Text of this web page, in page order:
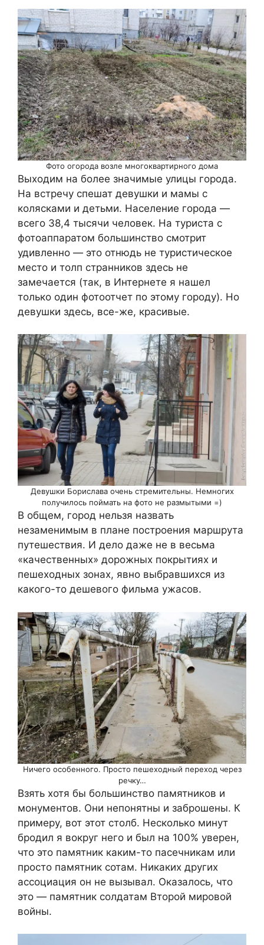
Фото огорода возле многоквартирного дома
Выходим на более значимые улицы города.
На встречу спешат девушки и мамы с
колясками и детьми. Население города —
всего 38,4 тысячи человек. На туриста с
фотоаппаратом большинство смотрит
удивленно — это отнюдь не туристическое
место и толп странников здесь не
замечается (так, в Интернете я нашел
только один фотоотчет по этому городу). Но
девушки здесь, все-же, красивые.
Девушки Борислава очень стремительны. Немногих
получилось поймать на фото не размытыми =)
В общем, город нельзя назвать
незаменимым в плане построения маршрута
путешествия. И дело даже не в весьма
«качественных» дорожных покрытиях и
пешеходных зонах, явно выбравшихся из
какого-то дешевого фильма ужасов.
Ничего особенного. Просто пешеходный переход через
речку…
Взять хотя бы большинство памятников и
монументов. Они непонятны и заброшены. К
примеру, вот этот столб. Несколько минут
бродил я вокруг него и был на 100% уверен,
что это памятник каким-то пасечникам или
просто памятник сотам. Никаких других
ассоциация он не вызывал. Оказалось, что
это — памятник солдатам Второй мировой
войны.